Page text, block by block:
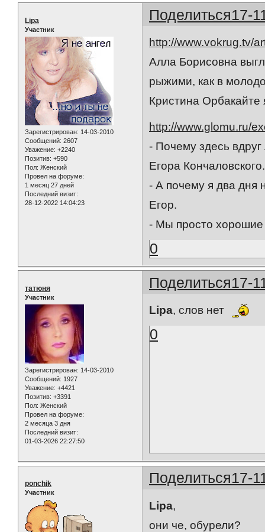
Поделиться17-
Lipa
Участник
Зарегистрирован: 14-03-2010
Сообщений: 2607
Уважение: +2240
Позитив: +590
Пол: Женский
Провел на форуме:
1 месяц 27 дней
Последний визит:
28-12-2022 14:04:23
http://www.vokrug.tv/
Алла Борисовна
рыжими, как в
Кристина
http://www.glomu.ru/
- Почему здесь
Егора Кончаловского.
- А почему я два дня
Егор.
- Мы просто хорошие
0
Поделиться17-
татюня
Участник
Зарегистрирован: 14-03-2010
Сообщений: 1927
Уважение: +4421
Позитив: +3391
Пол: Женский
Провел на форуме:
2 месяца 3 дня
Последний визит:
01-03-2026 22:27:50
Lipa, слов нет
0
Поделиться17-
ponchik
Участник
Lipa,
они че, обурели?